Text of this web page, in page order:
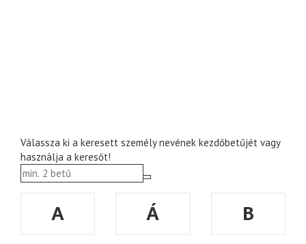
Válassza ki a keresett személy nevének kezdőbetűjét vagy
használja a keresőt!
A Á
B